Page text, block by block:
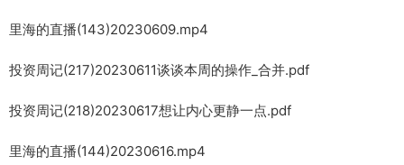
里海的直播(143)20230609.mp4
投资周记(217)20230611谈谈本周的操作_合并.pdf
投资周记(218)20230617想让内心更静一点.pdf
里海的直播(144)20230616.mp4